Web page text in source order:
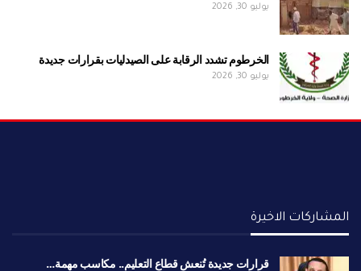
يوليو 30, 2026
الخرطوم تشدد الرقابة على الصيدليات بقرارات جديدة
يوليو 30, 2026
المشاركات الاخيرة
قرارات جديدة تُنعش قطاع التعليم.. مكاسب مهمة…